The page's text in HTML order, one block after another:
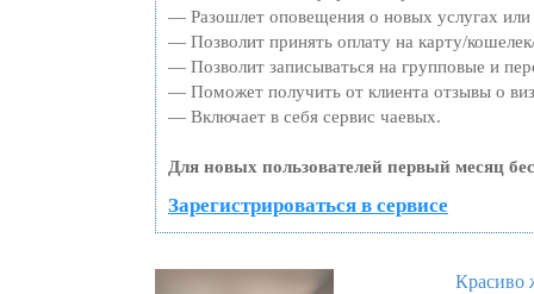
— Разошлет оповещения о новых услугах или
— Позволит принять оплату на карту/
— Позволит записываться на групповые и
— Поможет получить от клиента отзывы о
— Включает в себя сервис чаевых.
Для новых пользователей первый месяц
Зарегистрироваться в сервисе
Красиво